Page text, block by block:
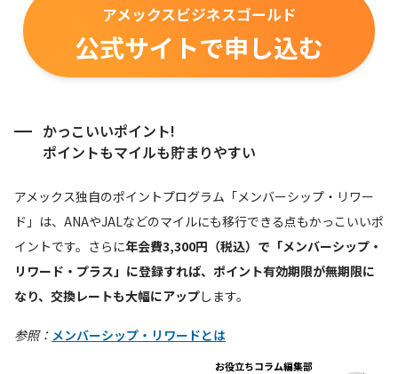
アメックスビジネスゴールド
公式サイトで申し込む
かっこいいポイント!
ポイントもマイルも貯まりやすい
アメックス独自のポイントプログラム「メンバーシップ・リワー
ド」は、ANAやJALなどのマイルにも移行できる点もかっこいいポ
イントです。さらに年会費3,300円（税込）で「メンバーシップ・
リワード・プラス」に登録すれば、ポイント有効期限が無期限に
なり、交換レートも大幅にアップします。
参照： メンバーシップ・リワードとは
お役立ちコラム編集部